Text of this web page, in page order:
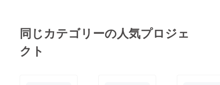
同じカテゴリーの人気プロジェ
クト